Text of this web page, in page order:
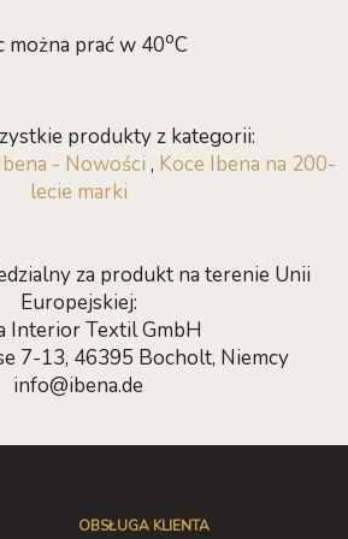
można prać w 40oC
produkty z kategorii:
- Nowości , Koce Ibena na 200-
lecie marki
za produkt na terenie Unii
Europejskiej:
Interior Textil GmbH
7-13, 46395 Bocholt, Niemcy
info@ibena.de
OBSŁUGA KLIENTA